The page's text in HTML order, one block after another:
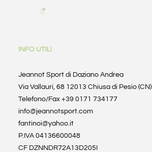
INFO UTILI
Jeannot Sport di Daziano Andrea
Via Vallauri, 68 12013 Chiusa di Pesio (CN)
Telefono/Fax +39 0171 734177
info@jeannotsport.com
fantinoi@yahoo.it
P.IVA 04136600048
CF DZNNDR72A13D205I